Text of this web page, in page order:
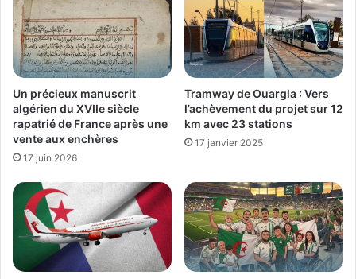
Un précieux manuscrit
algérien du XVIIe siècle
rapatrié de France après une
vente aux enchères
17 juin 2026
Tramway de Ouargla : Vers
l’achèvement du projet sur 12
km avec 23 stations
17 janvier 2025